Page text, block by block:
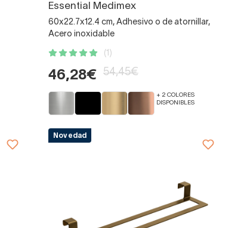
Essential Medimex
60x22.7x12.4 cm, Adhesivo o de atornillar,
Acero inoxidable
(1)
46,28€ 54,45€
+ 2 COLORES
DISPONIBLES
Novedad